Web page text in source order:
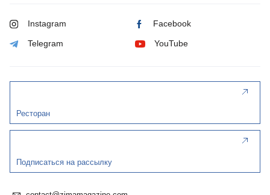
Instagram Facebook
Telegram YouTube
Ресторан
Подписаться на рассылку